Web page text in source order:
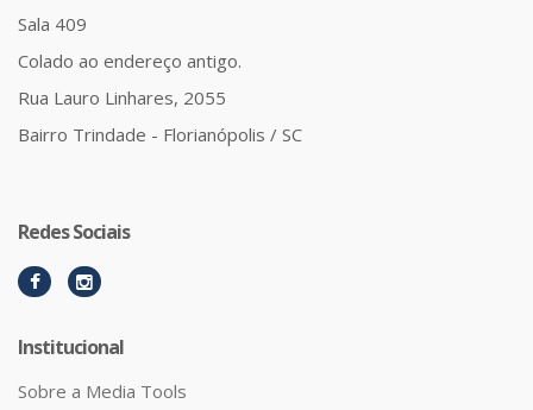
Sala 409
Colado ao endereço antigo.
Rua Lauro Linhares, 2055
Bairro Trindade - Florianópolis / SC
Redes Sociais
Institucional
Sobre a Media Tools